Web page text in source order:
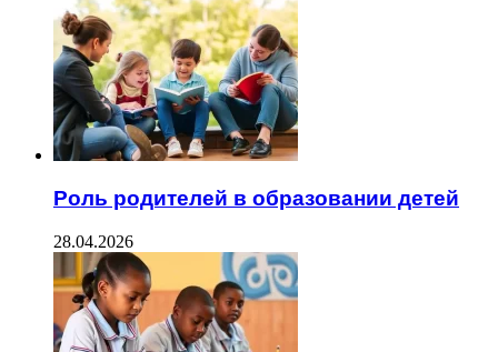
Роль родителей в образовании детей
28.04.2026